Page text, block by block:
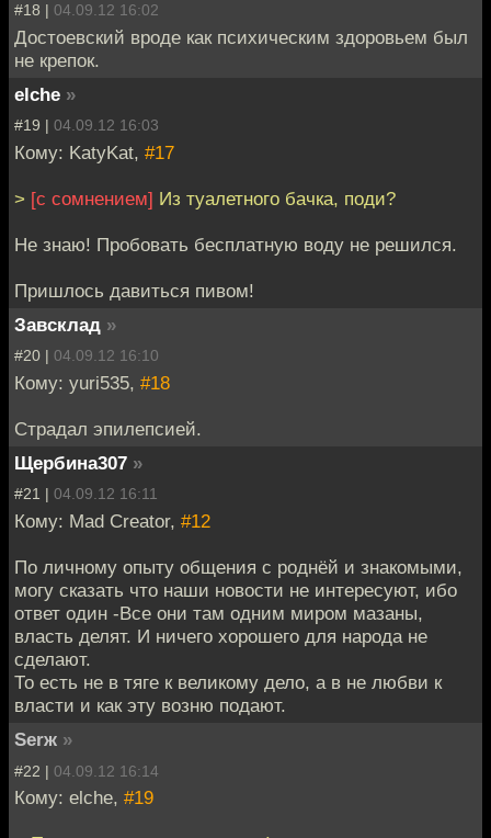
#18 | 04.09.12 16:02
Достоевский вроде как психическим здоровьем был
не крепок.
elche »
#19 | 04.09.12 16:03
Кому: KatyKat, #17
> [с сомнением] Из туалетного бачка, поди?
Не знаю! Пробовать бесплатную воду не решился.
Пришлось давиться пивом!
Завсклад »
#20 | 04.09.12 16:10
Кому: yuri535, #18
Страдал эпилепсией.
Щербина307 »
#21 | 04.09.12 16:11
Кому: Mad Creator, #12
По личному опыту общения с роднёй и знакомыми,
могу сказать что наши новости не интересуют, ибо
ответ один -Все они там одним миром мазаны,
власть делят. И ничего хорошего для народа не
сделают.
То есть не в тяге к великому дело, а в не любви к
власти и как эту возню подают.
Serж »
#22 | 04.09.12 16:14
Кому: elche, #19